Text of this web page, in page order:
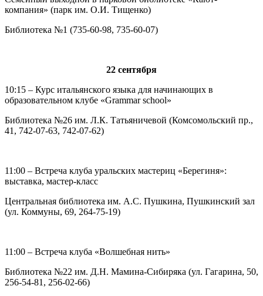
компания» (парк им. О.И. Тищенко)
Библиотека №1 (735-60-98, 735-60-07)
22 сентября
10:15 – Курс итальянского языка для начинающих в
образовательном клубе «Grammar school»
Библиотека №26 им. Л.К. Татьяничевой (Комсомольский пр.,
41, 742-07-63, 742-07-62)
11:00 – Встреча клуба уральских мастериц «Берегиня»:
выставка, мастер-класс
Центральная библиотека им. А.С. Пушкина, Пушкинский зал
(ул. Коммуны, 69, 264-75-19)
11:00 – Встреча клуба «Волшебная нить»
Библиотека №22 им. Д.Н. Мамина-Сибиряка (ул. Гагарина, 50,
256-54-81, 256-02-66)